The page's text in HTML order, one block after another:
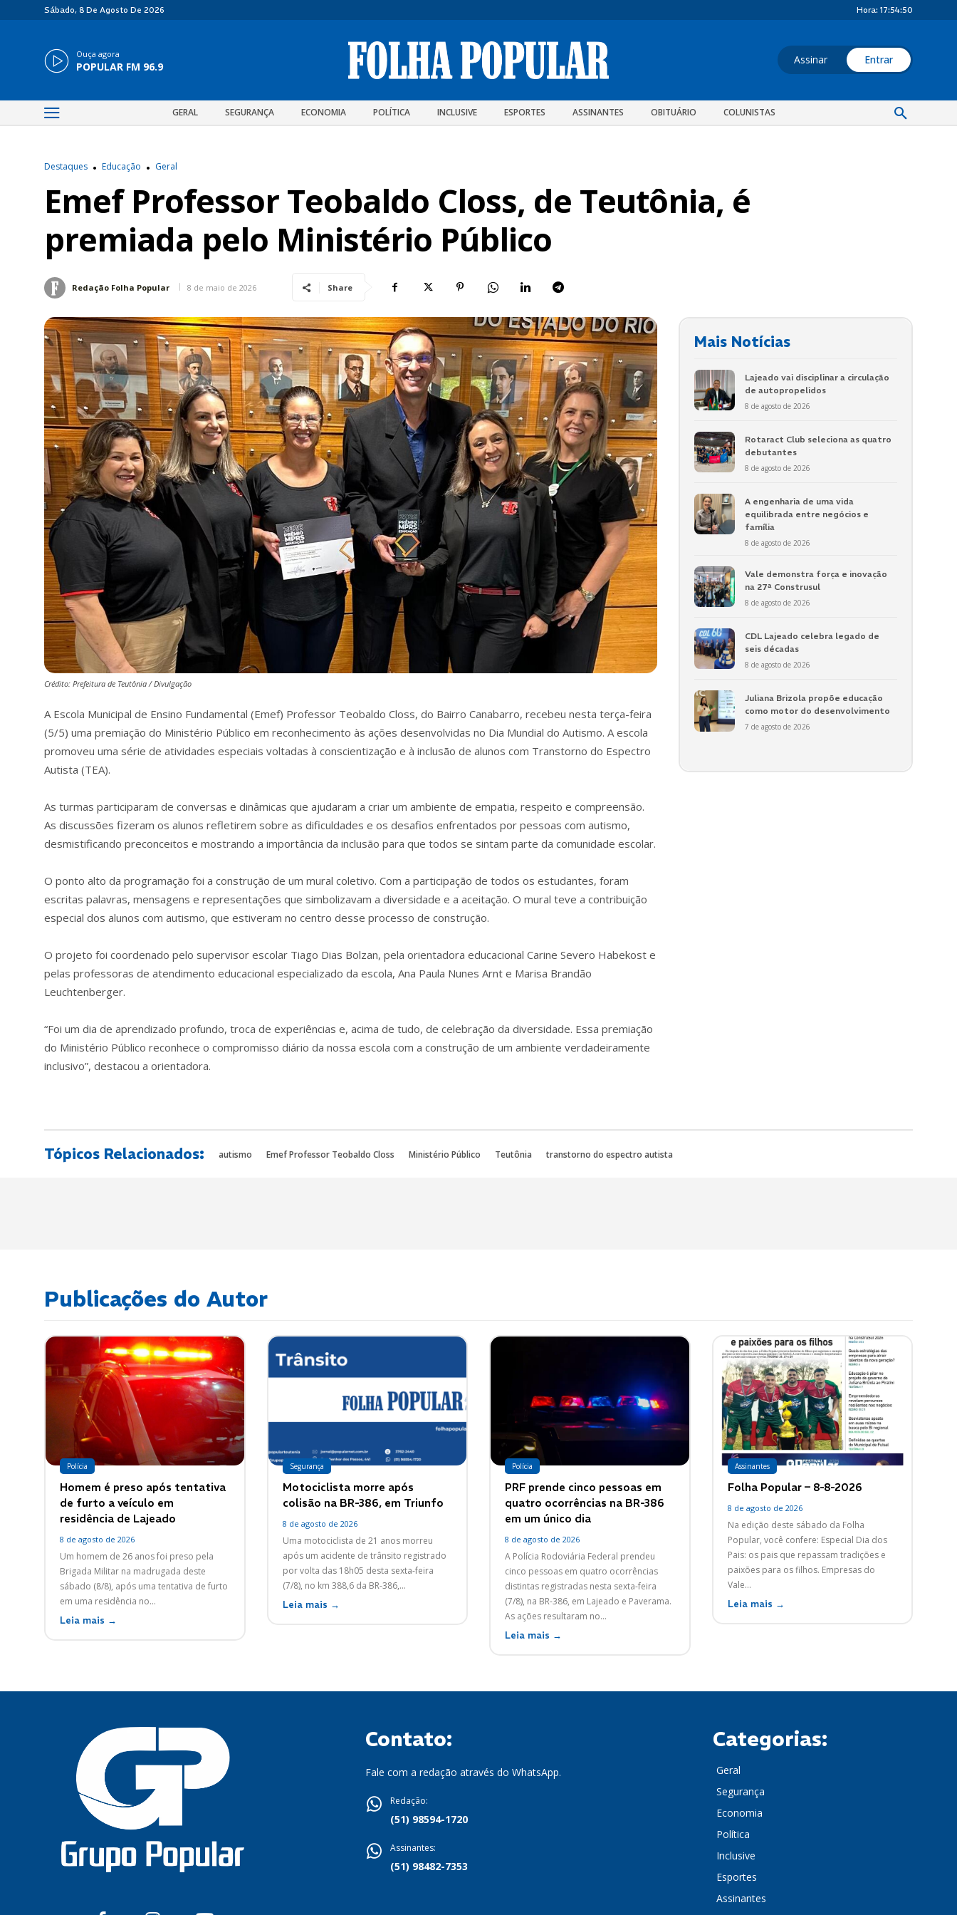
Sábado, 8 De Agosto De 2026 Hora:17:54:51
Ouça agora
POPULAR FM 96.9 Assinar Entrar
GERAL SEGURANÇA ECONOMIA POLÍTICA INCLUSIVE ESPORTES ASSINANTES OBITUÁRIO COLUNISTAS
Destaques Educação Geral
Emef Professor Teobaldo Closs, de Teutônia, é
premiada pelo Ministério Público
Redação Folha Popular 8 de maio de 2026 Share
Crédito: Prefeitura de Teutônia / Divulgação
A Escola Municipal de Ensino Fundamental (Emef) Professor Teobaldo Closs, do Bairro Canabarro, recebeu nesta terça-feira
(5/5) uma premiação do Ministério Público em reconhecimento às ações desenvolvidas no Dia Mundial do Autismo. A escola
promoveu uma série de atividades especiais voltadas à conscientização e à inclusão de alunos com Transtorno do Espectro
Autista (TEA).
As turmas participaram de conversas e dinâmicas que ajudaram a criar um ambiente de empatia, respeito e compreensão.
As discussões fizeram os alunos refletirem sobre as dificuldades e os desafios enfrentados por pessoas com autismo,
desmistificando preconceitos e mostrando a importância da inclusão para que todos se sintam parte da comunidade escolar.
O ponto alto da programação foi a construção de um mural coletivo. Com a participação de todos os estudantes, foram
escritas palavras, mensagens e representações que simbolizavam a diversidade e a aceitação. O mural teve a contribuição
especial dos alunos com autismo, que estiveram no centro desse processo de construção.
O projeto foi coordenado pelo supervisor escolar Tiago Dias Bolzan, pela orientadora educacional Carine Severo Habekost e
pelas professoras de atendimento educacional especializado da escola, Ana Paula Nunes Arnt e Marisa Brandão
Leuchtenberger.
“Foi um dia de aprendizado profundo, troca de experiências e, acima de tudo, de celebração da diversidade. Essa premiação
do Ministério Público reconhece o compromisso diário da nossa escola com a construção de um ambiente verdadeiramente
inclusivo”, destacou a orientadora.
Mais Notícias
Lajeado vai disciplinar a circulação
de autopropelidos
8 de agosto de 2026
Rotaract Club seleciona as quatro
debutantes
8 de agosto de 2026
A engenharia de uma vida
equilibrada entre negócios e
família
8 de agosto de 2026
Vale demonstra força e inovação
na 27ª Construsul
8 de agosto de 2026
CDL Lajeado celebra legado de
seis décadas
8 de agosto de 2026
Juliana Brizola propõe educação
como motor do desenvolvimento
7 de agosto de 2026
Tópicos Relacionados: autismo Emef Professor Teobaldo Closs Ministério Público Teutônia transtorno do espectro autista
Publicações do Autor
Polícia
Homem é preso após tentativa
de furto a veículo em
residência de Lajeado
8 de agosto de 2026
Um homem de 26 anos foi preso pela
Brigada Militar na madrugada deste
sábado (8/8), após uma tentativa de furto
em uma residência no...
Leia mais →
Segurança
Motociclista morre após
colisão na BR-386, em Triunfo
8 de agosto de 2026
Uma motociclista de 21 anos morreu
após um acidente de trânsito registrado
por volta das 18h05 desta sexta-feira
(7/8), no km 388,6 da BR-386,...
Leia mais →
Polícia
PRF prende cinco pessoas em
quatro ocorrências na BR-386
em um único dia
8 de agosto de 2026
A Polícia Rodoviária Federal prendeu
cinco pessoas em quatro ocorrências
distintas registradas nesta sexta-feira
(7/8), na BR-386, em Lajeado e Paverama.
As ações resultaram no...
Leia mais →
Assinantes
Folha Popular – 8-8-2026
8 de agosto de 2026
Na edição deste sábado da Folha
Popular, você confere: Especial Dia dos
Pais: os pais que repassam tradições e
paixões para os filhos. Empresas do
Vale...
Leia mais →
Contato:
Fale com a redação através do WhatsApp.
Redação:
(51) 98594-1720
Assinantes:
(51) 98482-7353
Categorias:
Geral
Segurança
Economia
Política
Inclusive
Esportes
Assinantes